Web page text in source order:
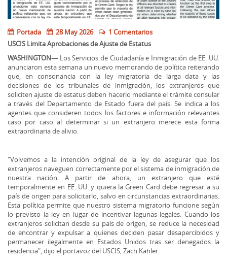
Portada 28 May 2026
1 Comentarios
USCIS Limita Aprobaciones de Ajuste de Estatus
WASHINGTON— Los Servicios de Ciudadanía e Inmigración de EE. UU.
anunciaron esta semana un nuevo memorando de política reiterando
que, en consonancia con la ley migratoria de larga data y las
decisiones de los tribunales de inmigración, los extranjeros que
soliciten ajuste de estatus deben hacerlo mediante el trámite consular
a través del Departamento de Estado fuera del país. Se indica a los
agentes que consideren todos los factores e información relevantes
caso por caso al determinar si un extranjero merece esta forma
extraordinaria de alivio.
"Volvemos a la intención original de la ley de asegurar que los
extranjeros naveguen correctamente por el sistema de inmigración de
nuestra nación. A partir de ahora, un extranjero que esté
temporalmente en EE. UU. y quiera la Green Card debe regresar a su
país de origen para solicitarlo, salvo en circunstancias extraordinarias.
Esta política permite que nuestro sistema migratorio funcione según
lo previsto la ley en lugar de incentivar lagunas legales. Cuando los
extranjeros solicitan desde su país de origen, se reduce la necesidad
de encontrar y expulsar a quienes deciden pasar desapercibidos y
permanecer ilegalmente en Estados Unidos tras ser denegados la
residencia", dijo el portavoz del USCIS, Zach Kahler.